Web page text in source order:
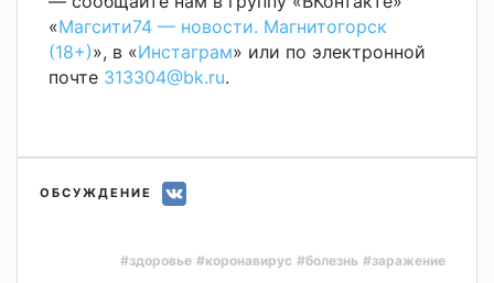
«Магсити74 — новости. Магнитогорск
(18+)», в «Инстаграм» или по электронной
почте 313304@bk.ru.
ОБСУЖДЕНИЕ
#здоровье #коронавирус #болезнь #заражение